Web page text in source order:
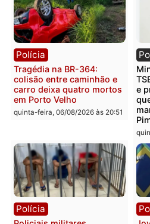
Polícia
Homem é encontrado
morto em residência no